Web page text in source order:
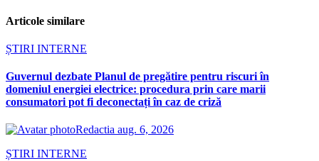
Articole similare
ȘTIRI INTERNE
Guvernul dezbate Planul de pregătire pentru riscuri în
domeniul energiei electrice: procedura prin care marii
consumatori pot fi deconectați în caz de criză
Redactia aug. 6, 2026
ȘTIRI INTERNE